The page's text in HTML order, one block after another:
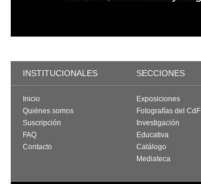
INSTITUCIONALES SECCIONES
Inicio
Quiénes somos
Suscripción
FAQ
Contacto
Exposiciones
Fotografías del CdF
Investigación
Educativa
Catálogo
Mediateca